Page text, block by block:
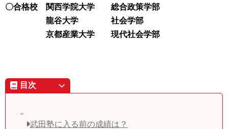
〇合格校 関西学院大学 総合政策学部
龍谷大学 社会学部
京都産業大学 現代社会学部
目次
武田塾に入る前の成績は？